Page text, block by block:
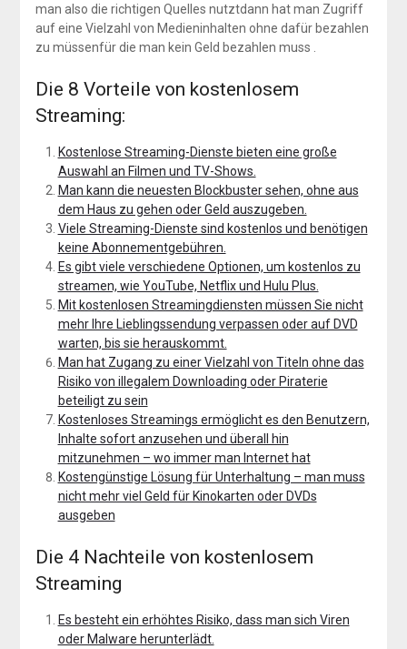
man also die richtigen Quelles nutztdann hat man Zugriff
auf eine Vielzahl von Medieninhalten ohne dafür bezahlen
zu müssenfür die man kein Geld bezahlen muss .
Die 8 Vorteile von kostenlosem
Streaming:
Kostenlose Streaming-Dienste bieten eine große
Auswahl an Filmen und TV-Shows.
Man kann die neuesten Blockbuster sehen, ohne aus
dem Haus zu gehen oder Geld auszugeben.
Viele Streaming-Dienste sind kostenlos und benötigen
keine Abonnementgebühren.
Es gibt viele verschiedene Optionen, um kostenlos zu
streamen, wie YouTube, Netflix und Hulu Plus.
Mit kostenlosen Streamingdiensten müssen Sie nicht
mehr Ihre Lieblingssendung verpassen oder auf DVD
warten, bis sie herauskommt.
Man hat Zugang zu einer Vielzahl von Titeln ohne das
Risiko von illegalem Downloading oder Piraterie
beteiligt zu sein
Kostenloses Streamings ermöglicht es den Benutzern,
Inhalte sofort anzusehen und überall hin
mitzunehmen – wo immer man Internet hat
Kostengünstige Lösung für Unterhaltung – man muss
nicht mehr viel Geld für Kinokarten oder DVDs
ausgeben
Die 4 Nachteile von kostenlosem
Streaming
Es besteht ein erhöhtes Risiko, dass man sich Viren
oder Malware herunterlädt.